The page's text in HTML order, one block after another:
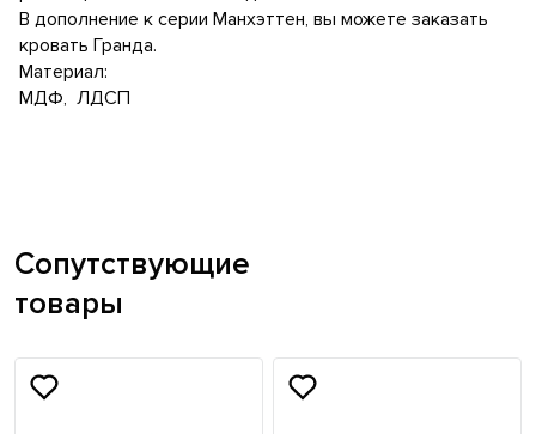
В дополнение к серии Манхэттен, вы можете заказать
кровать Гранда.
Материал:
МДФ, ЛДСП
Сопутствующие
товары